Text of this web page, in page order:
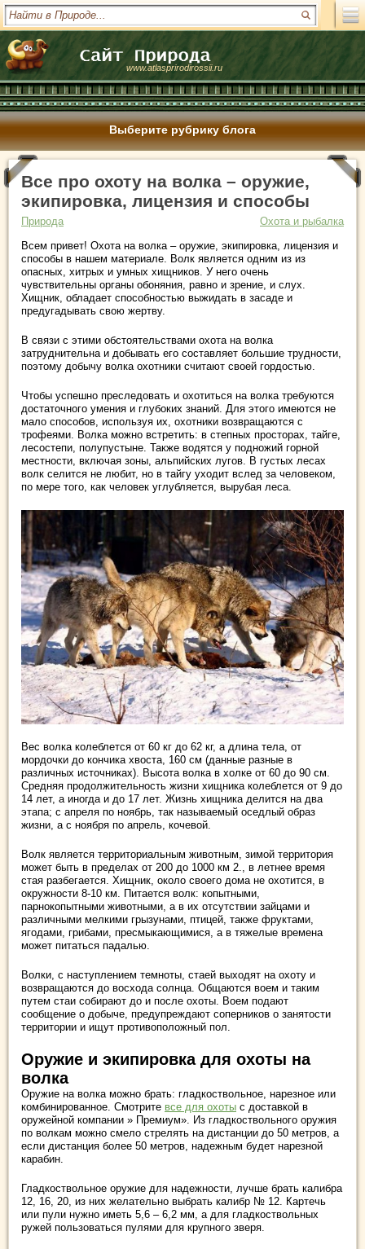
www.atlasprirodirossii.ru
Выберите рубрику блога
Все про охоту на волка – оружие,
экипировка, лицензия и способы
Природа
Охота и рыбалка
Всем привет! Охота на волка – оружие, экипировка, лицензия и
способы в нашем материале. Волк является одним из из
опасных, хитрых и умных хищников. У него очень
чувствительны органы обоняния, равно и зрение, и слух.
Хищник, обладает способностью выжидать в засаде и
предугадывать свою жертву.
В связи с этими обстоятельствами охота на волка
затруднительна и добывать его составляет большие трудности,
поэтому добычу волка охотники считают своей гордостью.
Чтобы успешно преследовать и охотиться на волка требуются
достаточного умения и глубоких знаний. Для этого имеются не
мало способов, используя их, охотники возвращаются с
трофеями. Волка можно встретить: в степных просторах, тайге,
лесостепи, полупустыне. Также водятся у подножий горной
местности, включая зоны, альпийских лугов. В густых лесах
волк селится не любит, но в тайгу уходит вслед за человеком,
по мере того, как человек углубляется, вырубая леса.
Вес волка колеблется от 60 кг до 62 кг, а длина тела, от
мордочки до кончика хвоста, 160 см (данные разные в
различных источниках). Высота волка в холке от 60 до 90 см.
Средняя продолжительность жизни хищника колеблется от 9 до
14 лет, а иногда и до 17 лет. Жизнь хищника делится на два
этапа; с апреля по ноябрь, так называемый оседлый образ
жизни, а с ноября по апрель, кочевой.
Волк является территориальным животным, зимой территория
может быть в пределах от 200 до 1000 км 2., в летнее время
стая разбегается. Хищник, около своего дома не охотится, в
окружности 8-10 км. Питается волк: копытными,
парнокопытными животными, а в их отсутствии зайцами и
различными мелкими грызунами, птицей, также фруктами,
ягодами, грибами, пресмыкающимися, а в тяжелые времена
может питаться падалью.
Волки, с наступлением темноты, стаей выходят на охоту и
возвращаются до восхода солнца. Общаются воем и таким
путем стаи собирают до и после охоты. Воем подают
сообщение о добыче, предупреждают соперников о занятости
территории и ищут противоположный пол.
Оружие и экипировка для охоты на
волка
Оружие на волка можно брать: гладкоствольное, нарезное или
комбинированное. Смотрите все для охоты с доставкой в
оружейной компании » Премиум». Из гладкоствольного оружия
по волкам можно смело стрелять на дистанции до 50 метров, а
если дистанция более 50 метров, надежным будет нарезной
карабин.
Гладкоствольное оружие для надежности, лучше брать калибра
12, 16, 20, из них желательно выбрать калибр № 12. Картечь
или пули нужно иметь 5,6 – 6,2 мм, а для гладкоствольных
ружей пользоваться пулями для крупного зверя.